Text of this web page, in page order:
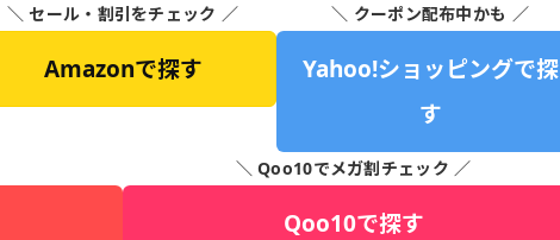
＼ セール・割引をチェック ／
Amazonで探す
＼ クーポン配布中かも ／
Yahoo!ショッピングで探
す
＼ Qoo10でメガ割チェック ／
Qoo10で探す